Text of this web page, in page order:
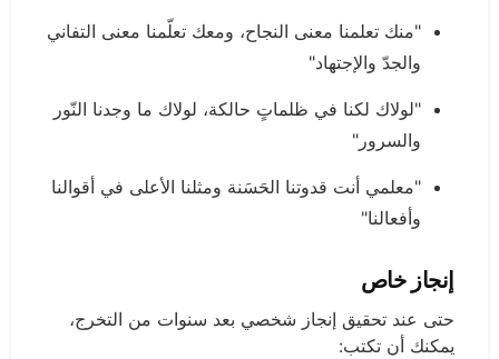
"منك تعلمنا معنى النجاح، ومعك تعلّمنا معنى التفاني
والجدّ والإجتهاد"
"لولاك لكنا في ظلماتٍ حالكة، لولاك ما وجدنا النّور
والسرور"
"معلمي أنت قدوتنا الحَسَنة ومثلنا الأعلى في أقوالنا
وأفعالنا"
إنجاز خاص
حتى عند تحقيق إنجاز شخصي بعد سنوات من التخرج،
يمكنك أن تكتب: